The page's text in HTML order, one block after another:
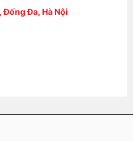
Đống Đa, Hà Nội